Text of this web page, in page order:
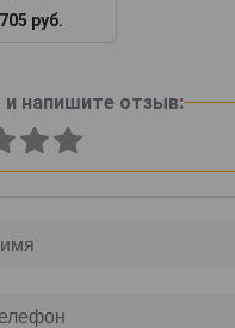
руб.
и напишите отзыв: